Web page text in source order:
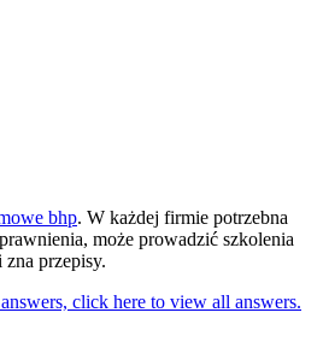
bhp. W każdej firmie potrzebna
może prowadzić szkolenia
przepisy.
click here to view all answers.